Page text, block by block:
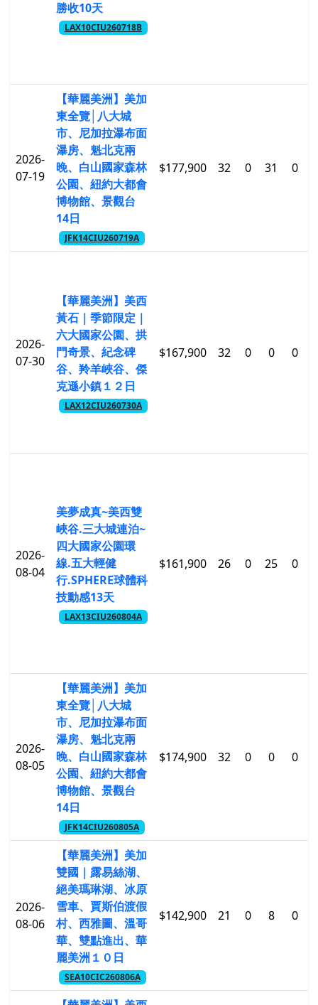
勝收10天
LAX10CIU260718B
2026-
07-19
【華麗美洲】美加
東全覽│八大城
市、尼加拉瀑布面
瀑房、魁北克兩
晚、白山國家森林
公園、紐約大都會
博物館、景觀台
14日
JFK14CIU260719A
$177,900 32 0 31 0
2026-
07-30
【華麗美洲】美西
黃石｜季節限定｜
六大國家公園、拱
門奇景、紀念碑
谷、羚羊峽谷、傑
克遜小鎮１２日
LAX12CIU260730A
$167,900 32 0 0 0
2026-
08-04
美夢成真~美西雙
峽谷.三大城連泊~
四大國家公園環
線.五大輕健
行.SPHERE球體科
技動感13天
LAX13CIU260804A
$161,900 26 0 25 0
2026-
08-05
【華麗美洲】美加
東全覽│八大城
市、尼加拉瀑布面
瀑房、魁北克兩
晚、白山國家森林
公園、紐約大都會
博物館、景觀台
14日
JFK14CIU260805A
$174,900 32 0 0 0
2026-
08-06
【華麗美洲】美加
雙國｜露易絲湖、
絕美瑪琳湖、冰原
雪車、賈斯伯渡假
村、西雅圖、溫哥
華、雙點進出、華
麗美洲１０日
SEA10CIC260806A
$142,900 21 0 8 0